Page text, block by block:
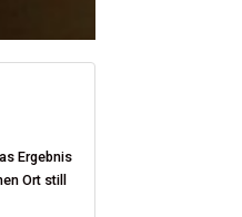
Ergebnis
Ort still